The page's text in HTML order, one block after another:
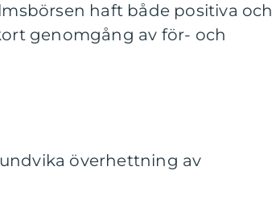
haft både positiva och
genomgång av för- och
överhettning av